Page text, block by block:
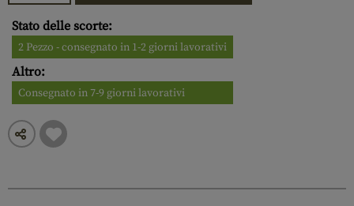
Stato delle scorte:
2 Pezzo - consegnato in 1-2 giorni lavorativi
Altro:
Consegnato in 7-9 giorni lavorativi